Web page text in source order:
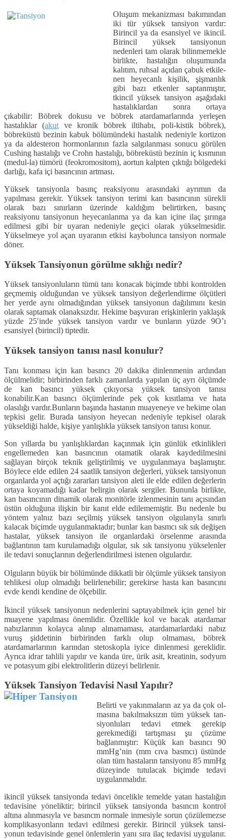
Oluşum mekanizması bakımından
iki tür yüksek tansiyon vardır:
Birincil ya da esansiyel ve ikincil.
Birincil yüksek tansiyonun
nedenleri tam olarak bilin­memekle
birlikte, hastalığın oluşumun­da
kalıtım, ruhsal açıdan çabuk etkile­
nen heyecanlı kişilik, şişmanlık
gibi ba­zı etkenler saptanmıştır,
tkincil yüksek tansiyon aşağıdaki
hastalıklardan sonra ortaya
çıkabilir: Böbrek dokusu ve böb­rek atardamarlarında yerleşen
hastalık­lar (akut ve kronik böbrek iltihabı, poli-kistik böbrek),
böbreküstü bezinin ka­buk bölümündeki hastalık nedeniyle kortizon
ya da aldesteron hormonları­nın fazla salgılanması sonucu görülen
Cushing hastalığı ve Crohn hastalığı, böbreküstü bezinin iç kısmının
(medul-la) tümörü (feokromositom), aortun kalpten çıktığı bölgedeki
darlığı, kafa içi basıncının artması.
Yüksek tansiyonla basınç reaksiyo­nu arasındaki ayrımın da
yapılması ge­rekir. Yüksek tansiyon terimi kan ba­sıncının sürekli
olarak bazı sınırların üzerinde kaldığım belirtirken, basınç
reaksiyonu tansiyonun heyecanlanma ya da kan içine ilaç şırınga
edilmesi gi­bi bir uyaran nedeniyle geçici olarak yükselmesidir.
Yükselmeye yol açan uyaranın etkisi kaybolunca tansiyon normale
döner.
Yüksek Tansiyonun görülme sıklığı nedir?
Yüksek tansiyonluların tümü tanı kona­cak biçimde tıbbi kontrolden
geçmemiş olduğundan ve yüksek tansiyon değer­lendirme ölçütleri
her yerde aynı olma­dığından yüksek tansiyonun dağılımını kesin
olarak saptamak olanaksızdır. Hekime başvuran erişkinlerin yaklaşık
yüzde 25′inde yüksek tansiyon vardır ve bunların yüzde 9O’ı
esansiyel (birincil) tiptedir.
Yüksek tansiyon tanısı nasıl konulur?
Tanı konması için kan basıncı 20 dakika dinlenmenin ardından
ölçülmelidir; bir­birinden farklı zamanlarda yapılan üç ayrı ölçümde
de kan basıncı yüksek çı­kıyorsa yüksek tansiyon tanısı
konabilir.Kan basıncı ölçümlerinde pek çok kısıtlama ve hata
olasılığı vardır.Bunların başında hastanın muayene­ye ve hekime olan
tepkisi gelir. Burada tansiyon heyecan nedeniyle tepkisel olarak
yükseldiği halde, kişiye yanlış­lıkla yüksek tansiyon tanısı konur.
Son yıllarda bu yanlışlıklardan ka­çınmak için günlük etkinlikleri
engelle­meden kan basıncının otamatik olarak kaydedilmesini
sağlayan birçok teknik geliştirilmiş ve uygulanmaya başlamıştır.
Böylece elde edilen 24 saatlik tansi­yon değerleri, yüksek tansiyonun
or­ganlarda yol açtığı zararları tansiyon aleti ile elde edilen değerlerin
ortaya koyamadığı kadar belirgin olarak sergi­ler. Bununla birlikte,
kan basıncının di­namik olarak monitörle izlenmesinin tanı açısından
üstün olduğuna ilişkin bir kanıt elde edilememiştir. Bu neden­le bu
yöntem yalnız bazı seçilmiş yük­sek tansiyon olgulanyla sınırlı
kalacak biçimde uygulanmaktadır; bunlar kan basmcı sık sık değişen
hastalar, yüksek tansiyon ile organlardaki örselenme arasında
bağlantının tam kurulamadığı olgular, sık sık tansiyonu yükselenler
ile tedavi sonuçlarının değerlendirilmesi istenen olgulardır.
Olguların büyük bir bölümünde dik­katli bir ölçümle yüksek tansiyon
tehli­kesi olup olmadığı belirlenebilir; gere­kirse hasta kan basıncını
evde kendi kendine de ölçebilir.
İkincil yüksek tansiyonun nedenleri­ni saptayabilmek için genel bir
muaye­ne yapılması önemlidir. Özellikle kol ve bacak atardamar
nabızlarının kolay­ca alınıp alınamaması, atardamarlardaki nabız
vuruş şiddetinin birbirinden farklı olup olmaması, böbrek
atardamarları­nın karından stetoskopla iyice dinlen­mesi gereklidir.
Ayrıca idrar tahlili ya­pılır ve kanda üre, ürik asit, kreatinin, sodyum
ve potasyum gibi elektrolitle­rin düzeyi belirlenir.
Yüksek Tansiyon Tedavisi Nasıl Yapılır?
Belirti ve yakınmaların az ya da çok ol­
masına bakılmaksızın tüm yüksek tan­
siyonluları tedavi etmek gerekip
gerekmediği tartışması şu çözüme
bağlanmış­tır: Küçük kan basıncı 90
mmHg’nin (mm cıva basmcı) üstünde
olan tüm hastaların tansiyonu 85 mmHg
düzeyin­de tutulacak biçimde tedavi
uygulanma­lıdır.
ikincil yüksek tansiyonda tedavi ön­celikle temelde yatan hastalığın
tedavi­sine yöneliktir; birincil yüksek tansi­yonda basıncın kontrol
altına alınmasıy­la ve basıncm normale inmesiyle sorun çözülemezse
komplikasyonlann tedavi edilmesi gerekir. Birincil yüksek tansi­
yonun tedavisinde genel önlemlerin ya­nı sıra ilaç tedavisi uygulanır.